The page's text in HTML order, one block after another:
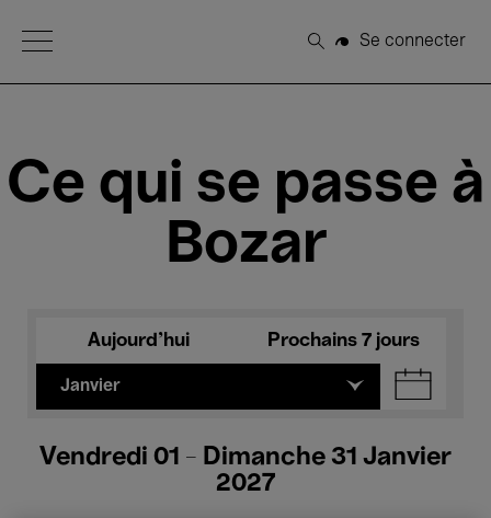
Open Menu
Rechercher
Se connecter
Ce qui se passe à
Bozar
Aujourd'hui Prochains 7 jours
Janvier
Vendredi 01 - Dimanche 31 Janvier
2027